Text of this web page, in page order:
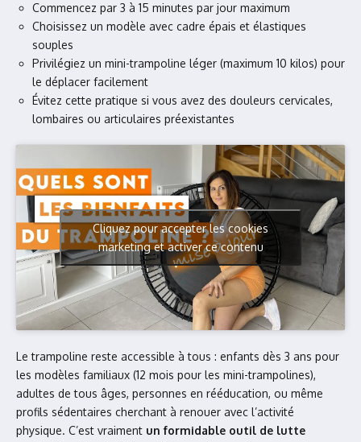
Commencez par 3 à 15 minutes par jour maximum
Choisissez un modèle avec cadre épais et élastiques
souples
Privilégiez un mini-trampoline léger (maximum 10 kilos) pour
le déplacer facilement
Évitez cette pratique si vous avez des douleurs cervicales,
lombaires ou articulaires préexistantes
Cliquez pour accepter les cookies
marketing et activer ce contenu
Le trampoline reste accessible à tous : enfants dès 3 ans pour
les modèles familiaux (12 mois pour les mini-trampolines),
adultes de tous âges, personnes en rééducation, ou même
profils sédentaires cherchant à renouer avec l’activité
physique. C’est vraiment un formidable outil de lutte